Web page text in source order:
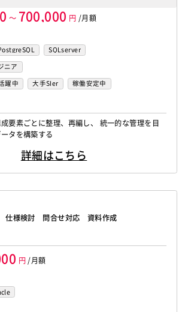
～ 700,000 円 /月額
SQLserver
ニア
躍中
大手SIer 稼働安定中
要素ごとに整理、再編し、 統一的な管理を目
タを構築する
詳細はこちら
様検討 問合せ対応 資料作成
円 /月額